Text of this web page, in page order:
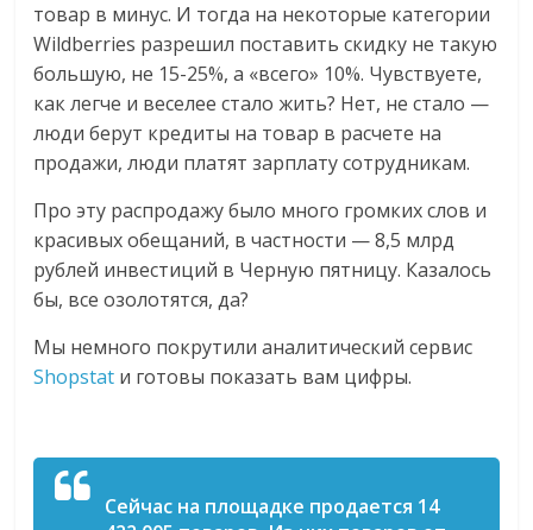
товар в минус. И тогда на некоторые категории
Wildberries разрешил поставить скидку не такую
большую, не 15-25%, а «всего» 10%. Чувствуете,
как легче и веселее стало жить? Нет, не стало —
люди берут кредиты на товар в расчете на
продажи, люди платят зарплату сотрудникам.
Про эту распродажу было много громких слов и
красивых обещаний, в частности — 8,5 млрд
рублей инвестиций в Черную пятницу. Казалось
бы, все озолотятся, да?
Мы немного покрутили аналитический сервис
Shopstat и готовы показать вам цифры.
Сейчас на площадке продается 14